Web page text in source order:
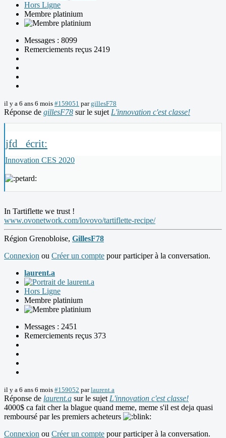
Hors Ligne
Membre platinium
Messages : 8099
Remerciements reçus 2419
il y a 6 ans 6 mois #159051 pargillesF78
Réponse de gillesF78 sur le sujet L'innovation c'est classe!
jfd_ écrit:
Innovation CES 2020
In Tartiflette we trust !
www.ovonetwork.com/lovovo/tartiflette-recipe/
Région Grenobloise, GillesF78
Connexion ou Créer un compte pour participer à la conversation.
laurent.a
Hors Ligne
Membre platinium
Messages : 2451
Remerciements reçus 373
il y a 6 ans 6 mois #159052 parlaurent.a
Réponse de laurent.a sur le sujet L'innovation c'est classe!
4000$ ca fait cher la blague quand meme, meme s'il est deja quasi
remboursé par les premiers acheteurs
Connexion ou Créer un compte pour participer à la conversation.